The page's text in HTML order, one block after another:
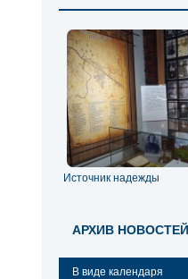
Источник надежды
АРХИВ НОВОСТЕЙ
В виде календаря